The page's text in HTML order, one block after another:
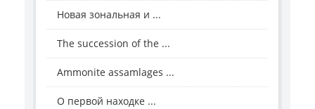
Новая зональная и ...
The succession of the ...
Ammonite assamlages ...
О первой находке ...